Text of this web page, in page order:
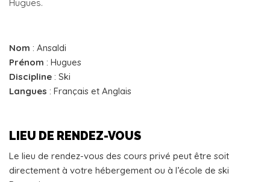
Hugues.
Nom : Ansaldi
Prénom : Hugues
Discipline : Ski
Langues : Français et Anglais
LIEU DE RENDEZ-VOUS
Le lieu de rendez-vous des cours privé peut être soit
directement à votre hébergement ou à l’école de ski